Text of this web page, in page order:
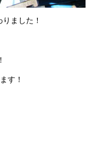
ました！
す！